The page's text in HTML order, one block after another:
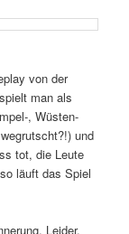
von der
man als
, Wüsten-
und
tot, die Leute
läuft das Spiel
Leider,